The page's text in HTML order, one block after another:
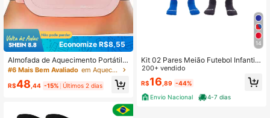
Economize R$8,55
Almofada de Aquecimento Portátil e
Sem Fio, Almofada de Aquecimento
para Menstruação, Almofada de Aq
uecimento para Costas, 3 Configur
e Massagem, Almofada de Aquecim
ento Elétrica de Aquecimento Rápid
#6 Mais Bem Avaliado em Aquecedores de mãos para fogão
R$48 ,44 -15% Últimos 2 dias
14
Kit 02 Pares Meião Futebol Infantil
Juvenil Bebê Escolar Cano Longo C
ores Sortidas Profissional Original A
pollo
200+ vendido
R$16 ,89 -44%
Envio Nacional
4-7 dias